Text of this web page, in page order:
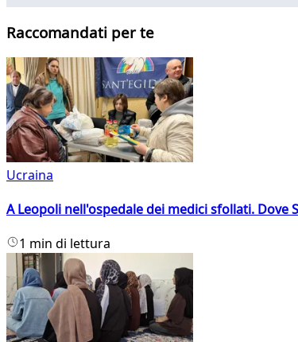
Raccomandati per te
Ucraina
A Leopoli nell'ospedale dei medici sfollati. Dove
1 min di lettura